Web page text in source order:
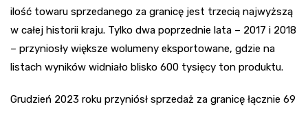
ilość towaru sprzedanego za granicę jest trzecią najwyższą
w całej historii kraju. Tylko dwa poprzednie lata – 2017 i 2018
– przyniosły większe wolumeny eksportowane, gdzie na
listach wyników widniało blisko 600 tysięcy ton produktu.
Grudzień 2023 roku przyniósł sprzedaż za granicę łącznie 69